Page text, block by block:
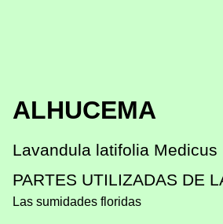
ALHUCEMA
Lavandula latifolia Medicus
PARTES UTILIZADAS DE
Las sumidades floridas